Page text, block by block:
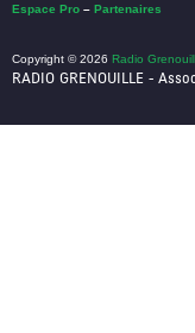
Espace Pro – Partenaires
Copyright © 2026 Radio
RADIO GRENOUILLE -